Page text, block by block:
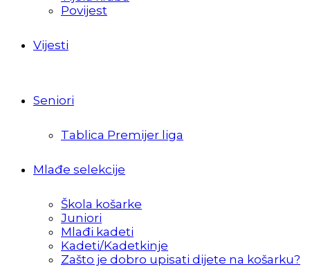
Povijest
Vijesti
Seniori
Tablica Premijer liga
Mlađe selekcije
Škola košarke
Juniori
Mlađi kadeti
Kadeti/Kadetkinje
Zašto je dobro upisati dijete na košarku?